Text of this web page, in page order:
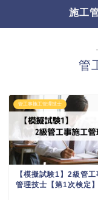
施工
管
管工事施工管理技士
【模擬試験1】2級管
管理技士【第1次検定】